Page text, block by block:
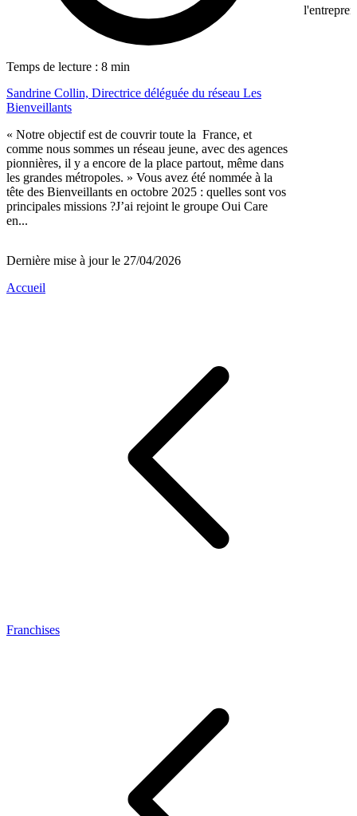
Temps de lecture : 8 min
Sandrine Collin, Directrice déléguée du réseau Les
Bienveillants
« Notre objectif est de couvrir toute la France, et
comme nous sommes un réseau jeune, avec des agences
pionnières, il y a encore de la place partout, même dans
les grandes métropoles. » Vous avez été nommée à la
tête des Bienveillants en octobre 2025 : quelles sont vos
principales missions ?J’ai rejoint le groupe Oui Care
en...
Dernière mise à jour le 27/04/2026
Accueil
Franchises